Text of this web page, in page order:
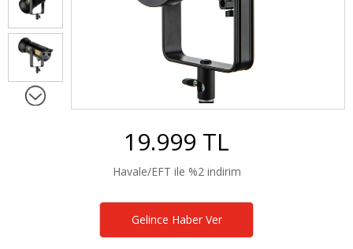
19.999 TL
Havale/EFT ile %2 indirim
Gelince Haber Ver